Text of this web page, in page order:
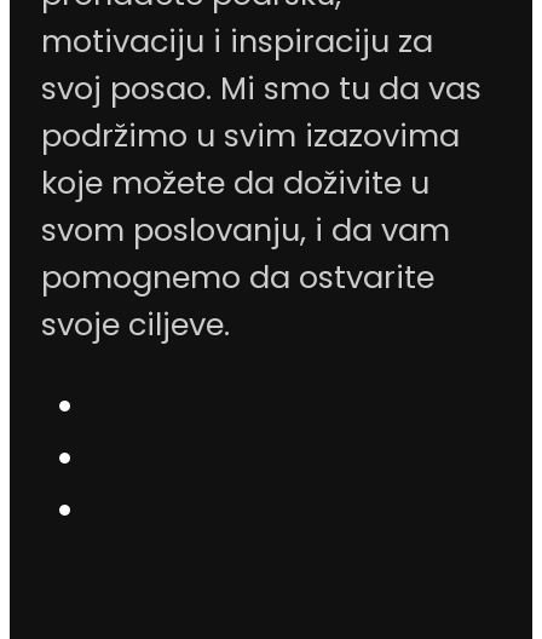
motivaciju i inspiraciju za
svoj posao. Mi smo tu da vas
podržimo u svim izazovima
koje možete da doživite u
svom poslovanju, i da vam
pomognemo da ostvarite
svoje ciljeve.